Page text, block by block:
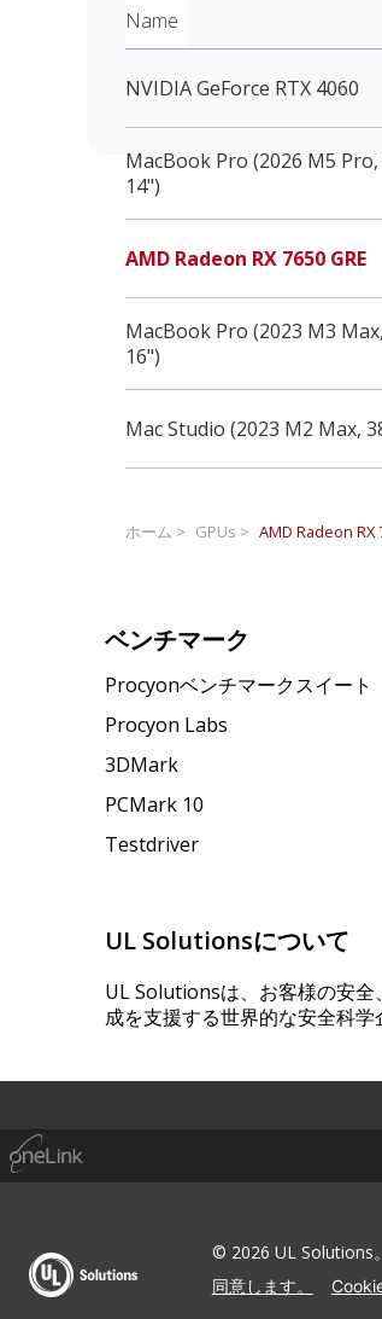
Name
NVIDIA GeForce RTX 4060
MacBook Pro (2026 M5 Pro,
14")
AMD Radeon RX 7650 GRE
MacBook Pro (2023 M3
16")
Mac Studio (2023 M2 Max,
ホーム > GPUs > AMD Radeon RX
ベンチマーク
Procyonベンチマークスイート
Procyon Labs
3DMark
PCMark 10
Testdriver
UL Solutionsについて
UL Solutionsは、お客様の安全
成を支援する世界的な安全科学
© 2026 UL Solutions
同意します。